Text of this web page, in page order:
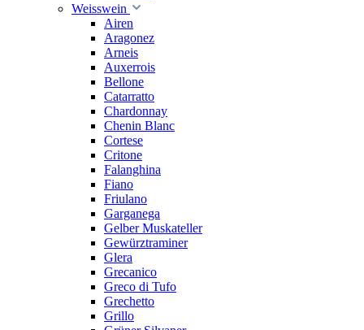
Weisswein
Airen
Aragonez
Arneis
Auxerrois
Bellone
Catarratto
Chardonnay
Chenin Blanc
Cortese
Critone
Falanghina
Fiano
Friulano
Garganega
Gelber Muskateller
Gewürztraminer
Glera
Grecanico
Greco di Tufo
Grechetto
Grillo